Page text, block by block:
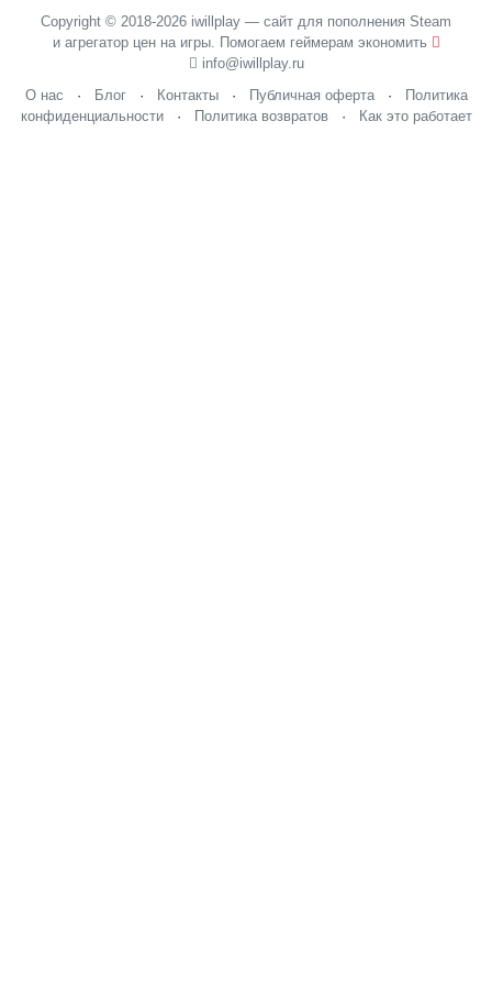
Copyright © 2018-2026 iwillplay — сайт для пополнения Steam
и агрегатор цен на игры. Помогаем геймерам экономить
info@iwillplay.ru
О нас · Блог· Контакты· Публичная оферта· Политика
конфиденциальности· Политика возвратов· Как это работает